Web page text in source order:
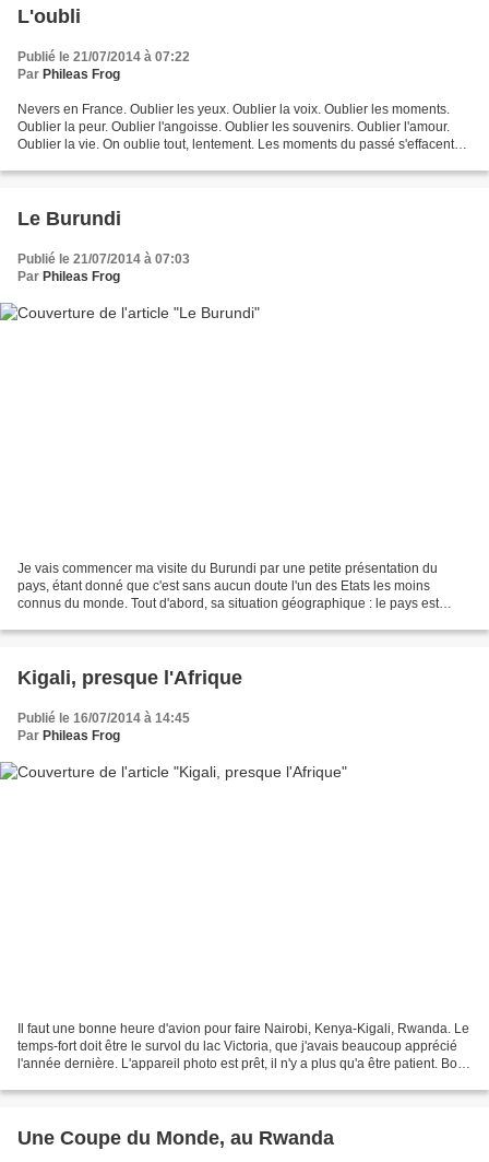
L'oubli
Publié le 21/07/2014 à 07:22
Par Phileas Frog
Nevers en France. Oublier les yeux. Oublier la voix. Oublier les moments.
Oublier la peur. Oublier l'angoisse. Oublier les souvenirs. Oublier l'amour.
Oublier la vie. On oublie tout, lentement. Les moments du passé s'effacent
Le Burundi
Publié le 21/07/2014 à 07:03
Par Phileas Frog
Je vais commencer ma visite du Burundi par une petite présentation du
pays, étant donné que c'est sans aucun doute l'un des Etats les moins
connus du monde. Tout d'abord, sa situation géographique : le pays est
Kigali, presque l'Afrique
Publié le 16/07/2014 à 14:45
Par Phileas Frog
Il faut une bonne heure d'avion pour faire Nairobi, Kenya-Kigali, Rwanda. Le
temps-fort doit être le survol du lac Victoria, que j'avais beaucoup apprécié
l'année dernière. L'appareil photo est prêt, il n'y a plus qu'a être patient. Bon,
Une Coupe du Monde, au Rwanda